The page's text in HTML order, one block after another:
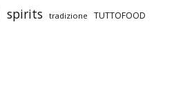
spirits tradizione TUTTOFOOD